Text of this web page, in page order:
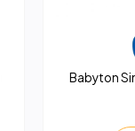
Babyton